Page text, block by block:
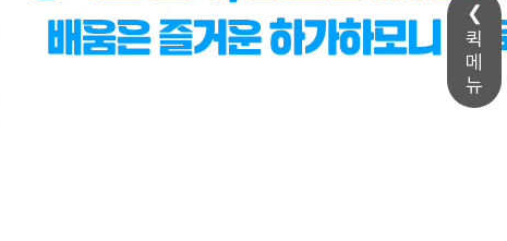
퀵
메
뉴